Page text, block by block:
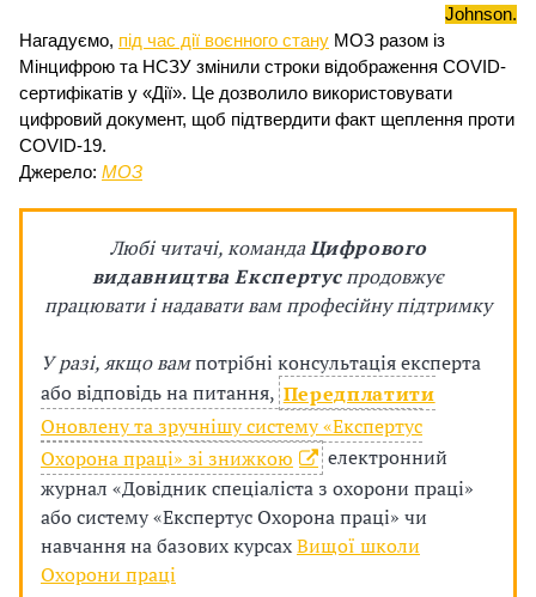
Johnson.
Нагадуємо, під час дії воєнного стану МОЗ разом із
Мінцифрою та НСЗУ змінили строки відображення COVID-
сертифікатів у «Дії». Це дозволило використовувати
цифровий документ, щоб підтвердити факт щеплення проти
COVID-19.
Джерело: МОЗ
Любі читачі, командаЦифрового
видавництва Експертуспродовжує
працювати і надавати вам професійну підтримку
У разі, якщо вампотрібні консультація експерта
або відповідь на питання, Передплатити
Оновлену та зручнішу систему «Експертус
Охорона праці» зі знижкою
електронний
журнал «Довідник спеціаліста з охорони праці»
або систему«Експертус Охорона праці» чи
навчання на базових курсахВищої школи
Охорони праці
н
а